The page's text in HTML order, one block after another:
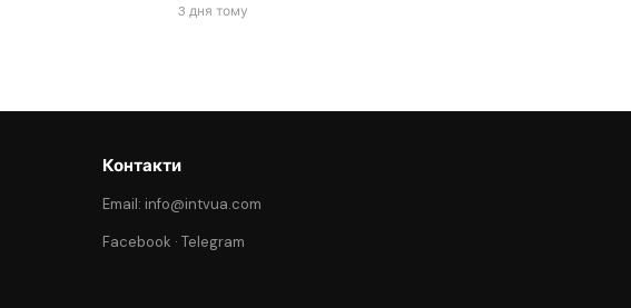
3 дня тому
Контакти
Email: info@intvua.com
Facebook ·Telegram